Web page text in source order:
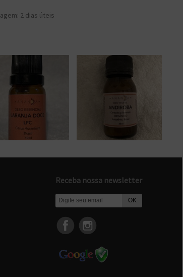
2 dias úteis
Receba nossa newsletter